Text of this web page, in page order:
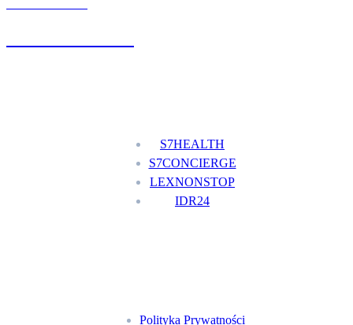
S7HEALTH
S7CONCIERGE
LEXNONSTOP
IDR24
Polityka Prywatności